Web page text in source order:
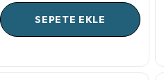
SEPETE EKLE